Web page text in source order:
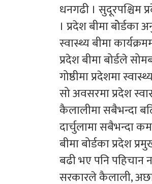
धनगढी । सुदूरपश्चिम
। प्रदेश बीमा
स्वास्थ्य बीमा
प्रदेश बीमा बोर्डले
गोष्ठीमा प्रदेशमा
सो अवसरमा प्रदेश
कैलालीमा सबैभन्दा
दार्चुलामा सबैभन्दा
बीमा बोर्डका प्रदेश
बढी भए पनि पहिचान
सरकारले कैलाली,